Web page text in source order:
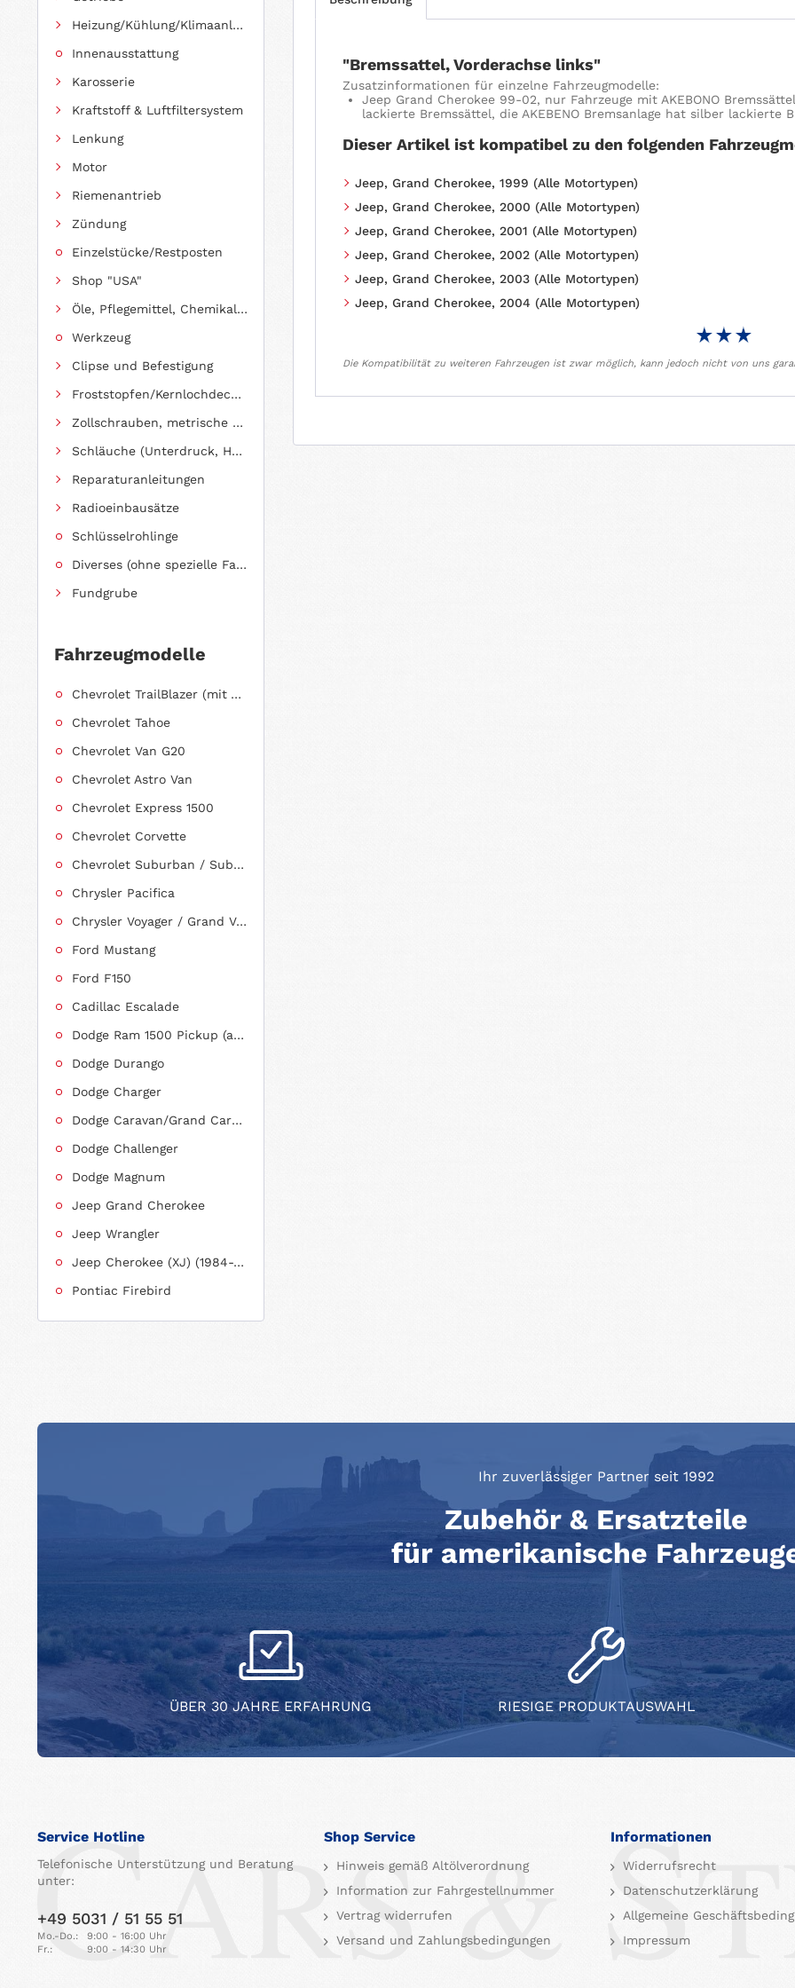
Heizung/Kühlung/Klimaanlage
Innenausstattung
Karosserie
Kraftstoff & Luftfiltersystem
Lenkung
Motor
Riemenantrieb
Zündung
Einzelstücke/Restposten
Shop "USA"
Öle, Pflegemittel, Chemikalien und Additive
Werkzeug
Clipse und Befestigung
Froststopfen/Kernlochdeckel (nach Abmessung sortiert)
Zollschrauben, metrische Schauben, Stehbolzen
Schläuche (Unterdruck, Heizung, Kraftstoff usw.) und Zubehör
Reparaturanleitungen
Radioeinbausätze
Schlüsselrohlinge
Diverses (ohne spezielle Fahrzeugzuordnung)
Fundgrube
Fahrzeugmodelle
Chevrolet TrailBlazer (mit Allradantrieb)
Chevrolet Tahoe
Chevrolet Van G20
Chevrolet Astro Van
Chevrolet Express 1500
Chevrolet Corvette
Chevrolet Suburban / Suburban 1500
Chrysler Pacifica
Chrysler Voyager / Grand Voyager
Ford Mustang
Ford F150
Cadillac Escalade
Dodge Ram 1500 Pickup (ab 2011 siehe RAM)
Dodge Durango
Dodge Charger
Dodge Caravan/Grand Caravan
Dodge Challenger
Dodge Magnum
Jeep Grand Cherokee
Jeep Wrangler
Jeep Cherokee (XJ) (1984-2001)
Pontiac Firebird
"Bremssattel, Vorderachse links"
Zusatzinformationen für einzelne Fahrzeugmodelle:
Jeep Grand Cherokee 99-02, nur Fahrzeuge mit AKEBONO
lackierte Bremssättel, die AKEBENO Bremsanlage hat silber lackierte
Dieser Artikel ist kompatibel zu den folgenden
Jeep, Grand Cherokee, 1999 (Alle Motortypen)
Jeep, Grand Cherokee, 2000 (Alle Motortypen)
Jeep, Grand Cherokee, 2001 (Alle Motortypen)
Jeep, Grand Cherokee, 2002 (Alle Motortypen)
Jeep, Grand Cherokee, 2003 (Alle Motortypen)
Jeep, Grand Cherokee, 2004 (Alle Motortypen)
Die Kompatibilität zu weiteren Fahrzeugen ist zwar möglich, kann jedoch nicht von uns
Ihr zuverlässiger Partner seit 1992
Zubehör & Ersatzteile
für amerikanische
ÜBER 30 JAHRE ERFAHRUNG RIESIGE PRODUKTAUSWAHL
Service Hotline
Telefonische Unterstützung und Beratung
unter:
+49 5031 / 51 55 51
Mo.-Do.:
9:00 - 16:00 Uhr
Fr.:
9:00 - 14:30 Uhr
Shop Service
Hinweis gemäß Altölverordnung
Information zur Fahrgestellnummer
Vertrag widerrufen
Versand und Zahlungsbedingungen
Informationen
Widerrufsrecht
Datenschutzerklärung
Allgemeine
Impressum